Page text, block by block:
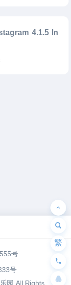
4.1.5 In
号
号
园 All Rights
繁